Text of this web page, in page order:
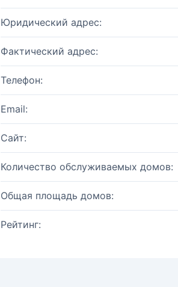
Юридический адрес:
Фактический адрес:
Телефон:
Email:
Сайт:
Количество обслуживаемых домов:
Общая площадь домов:
Рейтинг: